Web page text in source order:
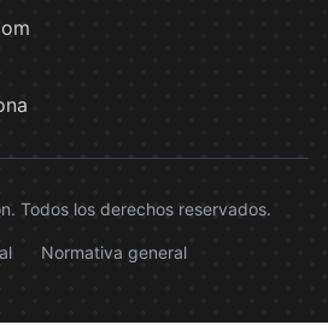
Todos los derechos reservados.
Normativa general